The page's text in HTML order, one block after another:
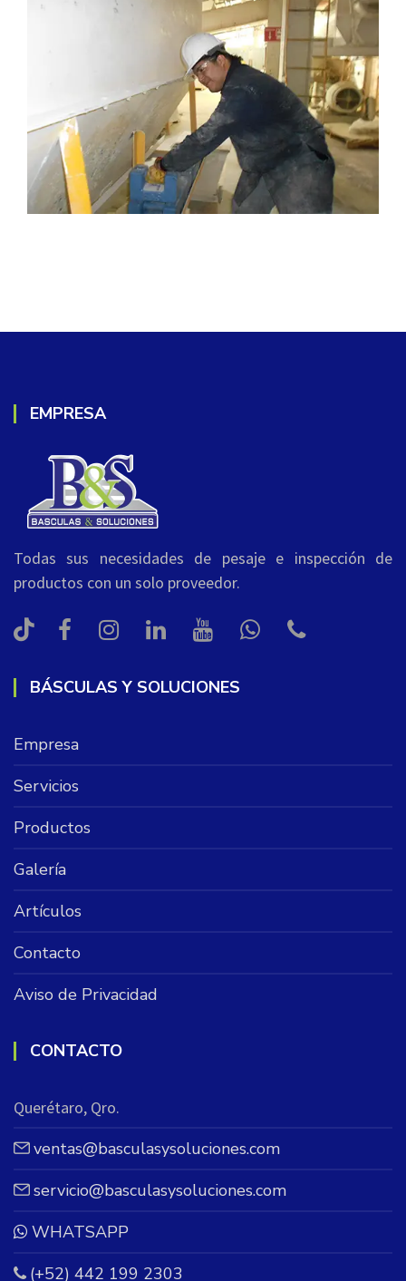
EMPRESA
Todas sus necesidades de pesaje e inspección de
productos con un solo proveedor.
BÁSCULAS Y SOLUCIONES
Empresa
Servicios
Productos
Galería
Artículos
Contacto
Aviso de Privacidad
CONTACTO
Querétaro, Qro.
ventas@basculasysoluciones.com
servicio@basculasysoluciones.com
WHATSAPP
(+52) 442 199 2303